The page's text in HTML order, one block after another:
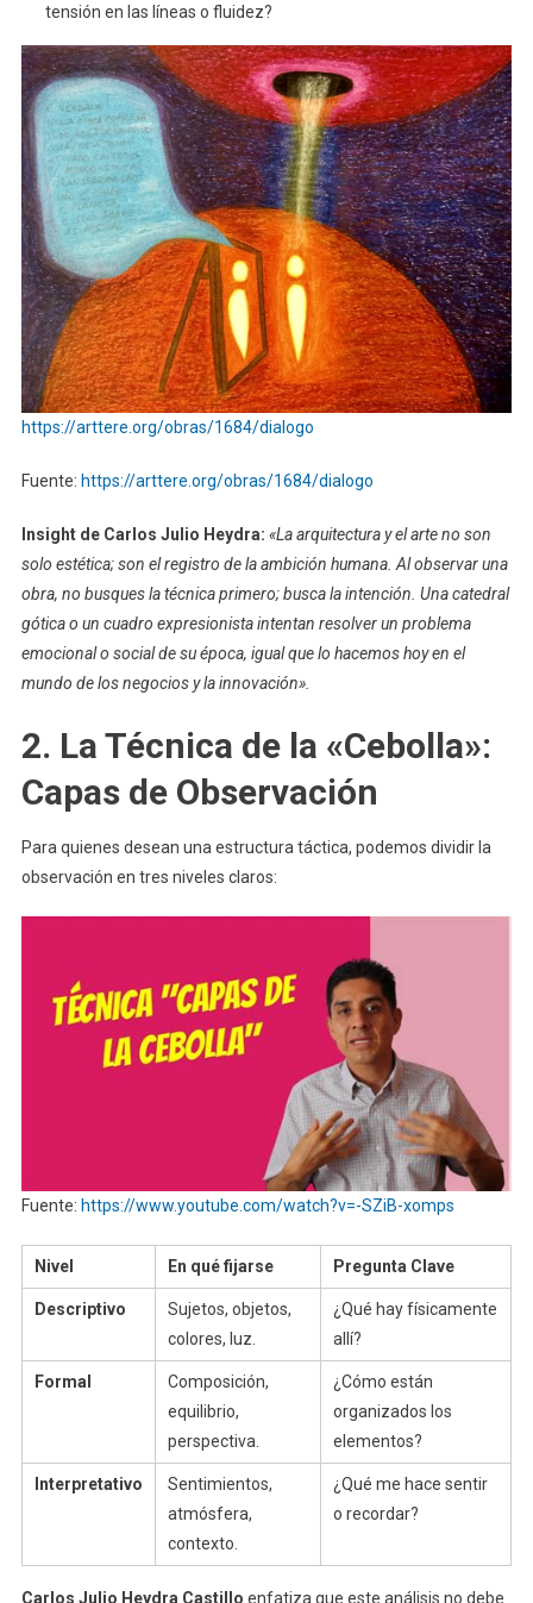
tensión en las líneas o fluidez?
https://arttere.org/obras/1684/dialogo
Fuente: https://arttere.org/obras/1684/dialogo
Insight de Carlos Julio Heydra: «La arquitectura y el arte no son
solo estética; son el registro de la ambición humana. Al observar una
obra, no busques la técnica primero; busca la intención. Una catedral
gótica o un cuadro expresionista intentan resolver un problema
emocional o social de su época, igual que lo hacemos hoy en el
mundo de los negocios y la innovación».
2. La Técnica de la «Cebolla»:
Capas de Observación
Para quienes desean una estructura táctica, podemos dividir la
observación en tres niveles claros:
Fuente: https://www.youtube.com/watch?v=-SZiB-xomps
Nivel En qué fijarse Pregunta Clave
Descriptivo
Sujetos, objetos,
colores, luz.
¿Qué hay físicamente
allí?
Formal
Composición,
equilibrio,
perspectiva.
¿Cómo están
organizados los
elementos?
Interpretativo
Sentimientos,
atmósfera,
contexto.
¿Qué me hace sentir
o recordar?
Carlos Julio Heydra Castillo enfatiza que este análisis no debe